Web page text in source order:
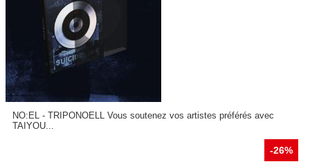
NO:EL - TRIPONOELL Vous soutenez vos artistes préférés avec
TAIYOU...
-26%